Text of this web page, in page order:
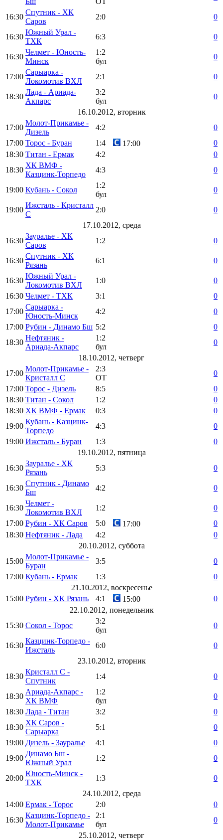
16:30
Спутник - ХК
Саров
2:0 0
16:30
Южный Урал -
ТХК
6:3 0
16:30
Челмет - Юность-
Минск
1:2
бул
0
17:00
Сарыарка -
Локомотив ВХЛ
2:1 0
18:30
Лада - Ариада-
Акпарс
3:2
бул
0
16.10.2012, вторник
17:00
Молот-Прикамье -
Дизель
4:2
0
17:00 Торос - Буран 1:4 17:00
0
18:30 Титан - Ермак 4:2
0
18:30
ХК ВМФ -
Казцинк-Торпедо
4:3 0
19:00 Кубань - Сокол
1:2
бул
0
19:00
Ижсталь - Кристалл
С
2:0
0
17.10.2012, среда
16:30
Зауралье - ХК
Саров
1:2 0
16:30
Спутник - ХК
Рязань
6:1 0
16:30
Южный Урал -
Локомотив ВХЛ
1:0
0
16:30 Челмет - ТХК 3:1
0
17:00
Сарыарка -
Юность-Минск
4:2
0
17:00 Рубин - Динамо Бш 5:2
0
18:30
Нефтяник -
Ариада-Акпарс
1:2
бул
0
18.10.2012, четверг
17:00
Молот-Прикамье -
Кристалл С
2:3
ОТ
0
17:00 Торос - Дизель 8:5
0
18:30 Титан - Сокол 1:2
0
18:30 ХК ВМФ - Ермак 0:3
0
19:00
Кубань - Казцинк-
Торпедо
4:3
0
19:00 Ижсталь - Буран 1:3
0
19.10.2012, пятница
16:30
Зауралье - ХК
Рязань
5:3 0
16:30
Спутник - Динамо
Бш
4:2 0
16:30
Челмет -
Локомотив ВХЛ
1:2
0
17:00 Рубин - ХК Саров 5:0 17:00
0
18:30 Нефтяник - Лада 4:2
0
20.10.2012, суббота
15:00
Молот-Прикамье -
Буран
3:5
0
17:00 Кубань - Ермак 1:3
0
21.10.2012, воскресенье
15:00 Рубин - ХК Рязань 4:1 15:00
0
22.10.2012, понедельник
15:30 Сокол - Торос
3:2
бул
0
16:30
Казцинк-Торпедо -
Ижсталь
6:0
0
23.10.2012, вторник
18:30
Кристалл С -
Спутник
1:4 0
18:30
Ариада-Акпарс -
ХК ВМФ
1:2
бул
0
18:30 Лада - Титан 3:2
0
18:30
ХК Саров -
Сарыарка
5:1
0
19:00 Дизель - Зауралье 4:1
0
19:00
Динамо Бш -
Южный Урал
1:2 0
20:00
Юность-Минск -
ТХК
1:3
0
24.10.2012, среда
14:00 Ермак - Торос 2:0
0
16:30
Казцинк-Торпедо -
Молот-Прикамье
2:1
бул
0
25.10.2012, четверг